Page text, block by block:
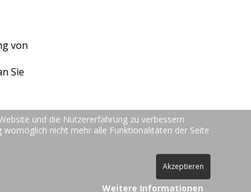
von
Sie
fo@teppichreinigung24.de
und die Nutzererfahrung zu verbessern
womöglich nicht mehr alle Funktionalitäten der Seite
Akzeptieren
Weitere Informationen